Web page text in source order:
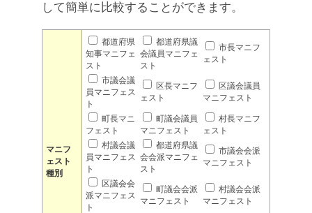
して簡単に比較することができます。
マニフ
ェスト
種別
都道府県
知事マニフェ
スト
都道府県議
会議員マニフェ
スト
市長マニフ
ェスト
市議会議
員マニフェス
ト
区長マニフ
ェスト
区議会議員
マニフェスト
町長マニ
フェスト
町議会議員
マニフェスト
村長マニフ
ェスト
村議会議
員マニフェス
ト
都道府県議
会会派マニフェ
スト
市議会会派
マニフェスト
区議会会
派マニフェス
ト
町議会会派
マニフェスト
村議会会派
マニフェスト